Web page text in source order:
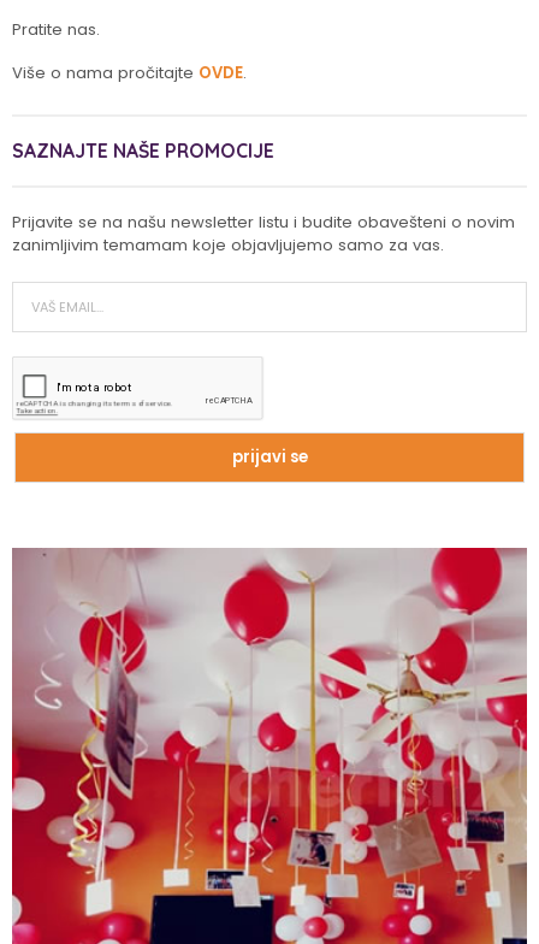
Pratite nas.
Više o nama pročitajte OVDE.
SAZNAJTE NAŠE PROMOCIJE
Prijavite se na našu newsletter listu i budite obavešteni o novim
zanimljivim temamam koje objavljujemo samo za vas.
Zašto trpimo loše veze i okolnosti koje
nam štete?
Zašto se seksualni život gasi kako
prolaze godine braka?